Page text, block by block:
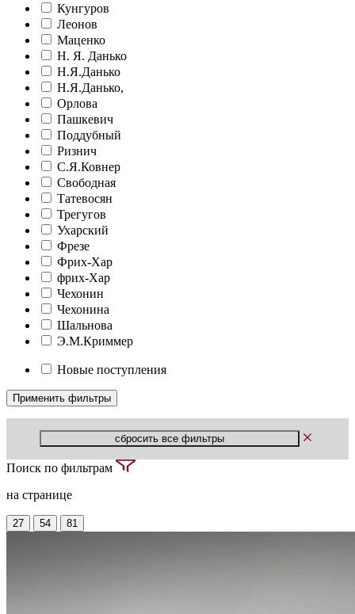
Кунгуров
Леонов
Маценко
Н. Я. Данько
Н.Я.Данько
Н.Я.Данько,
Орлова
Пашкевич
Поддубный
Ризнич
С.Я.Ковнер
Свободная
Татевосян
Трегугов
Ухарский
Фрезе
Фрих-Хар
фрих-Хар
Чехонин
Чехонина
Шальнова
Э.М.Криммер
Новые поступления
Поиск по фильтрам
на странице
27 54 81